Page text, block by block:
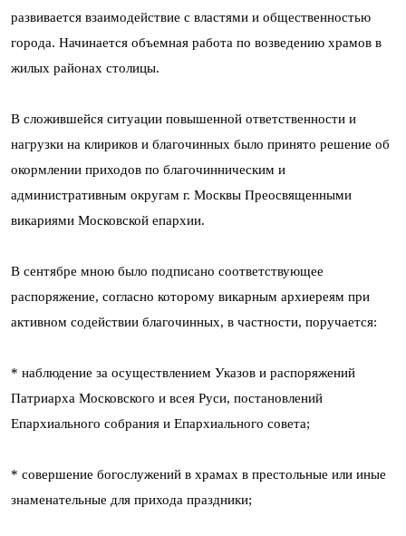
развивается взаимодействие с властями и общественностью
города. Начинается объемная работа по возведению храмов в
жилых районах столицы.
В сложившейся ситуации повышенной ответственности и
нагрузки на клириков и благочинных было принято решение об
окормлении приходов по благочинническим и
административным округам г. Москвы Преосвященными
викариями Московской епархии.
В сентябре мною было подписано соответствующее
распоряжение, согласно которому викарным архиереям при
активном содействии благочинных, в частности, поручается:
* наблюдение за осуществлением Указов и распоряжений
Патриарха Московского и всея Руси, постановлений
Епархиального собрания и Епархиального совета;
* совершение богослужений в храмах в престольные или иные
знаменательные для прихода праздники;